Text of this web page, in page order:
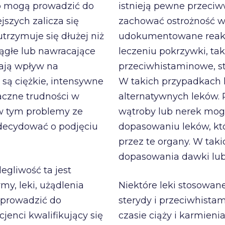
mogą prowadzić do
zalicza się
się dłużej niż
lub nawracające
wpływ na
ciężkie, intensywne
trudności w
tym problemy ze
o podjęciu
ta jest
leki, użądlenia
do
kwalifikujący się
istnieją pewne
zachować ostrożność
udokumentowane
leczeniu pokrzywki,
przeciwhistaminowe,
W takich przypadkach
alternatywnych leków.
wątroby lub nerek
dopasowaniu leków,
przez te organy. W
dopasowania dawki
Niektóre leki
sterydy i
czasie ciąży i